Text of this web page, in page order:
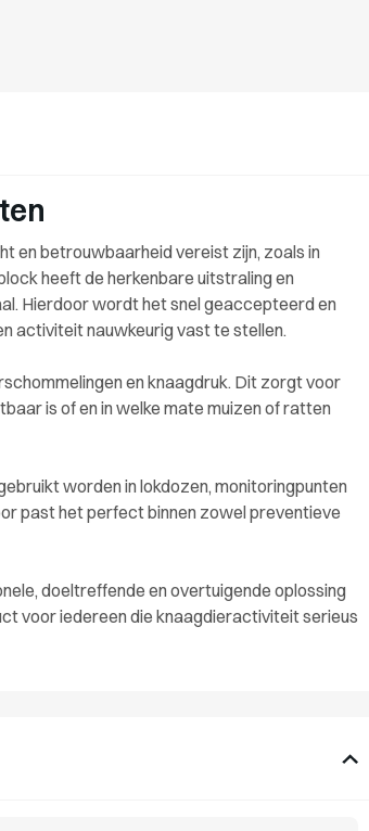
en betrouwbaarheid vereist zijn, zoals in
heeft de herkenbare uitstraling en
Hierdoor wordt het snel geaccepteerd en
activiteit nauwkeurig vast te stellen.
en knaagdruk. Dit zorgt voor
is of en in welke mate muizen of ratten
worden in lokdozen, monitoringpunten
past het perfect binnen zowel preventieve
doeltreffende en overtuigende oplossing
voor iedereen die knaagdieractiviteit serieus